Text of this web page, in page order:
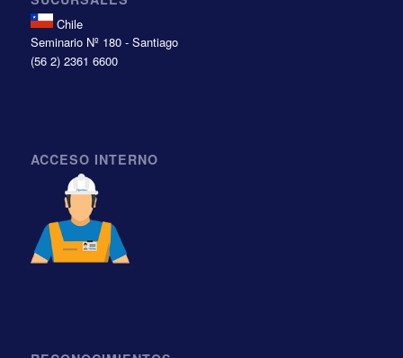
Chile
Seminario Nº 180 - Santiago
(56 2) 2361 6600
ACCESO INTERNO